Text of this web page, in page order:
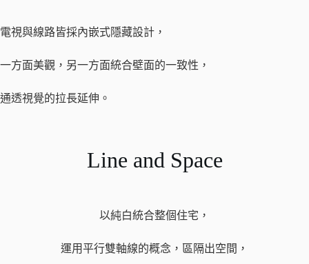
電視與線路皆採內嵌式隱藏設計，
一方面美觀，另一方面統合壁面的一致性，
通透視覺的拉長延伸。
Line and Space
以純白統合整個住宅，
運用平行雙軸線的概念，區隔出空間，